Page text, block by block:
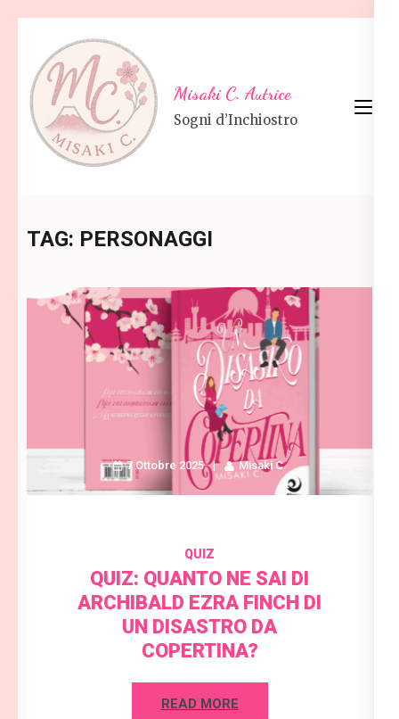
content
(Press
Enter)
Misaki C. Autrice
Sogni d’Inchiostro
TAG: PERSONAGGI
7 Ottobre 2025 Misaki C.
QUIZ
QUIZ: QUANTO NE SAI DI
ARCHIBALD EZRA FINCH DI
UN DISASTRO DA
COPERTINA?
READ MORE